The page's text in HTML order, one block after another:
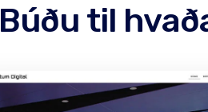
Búðu til